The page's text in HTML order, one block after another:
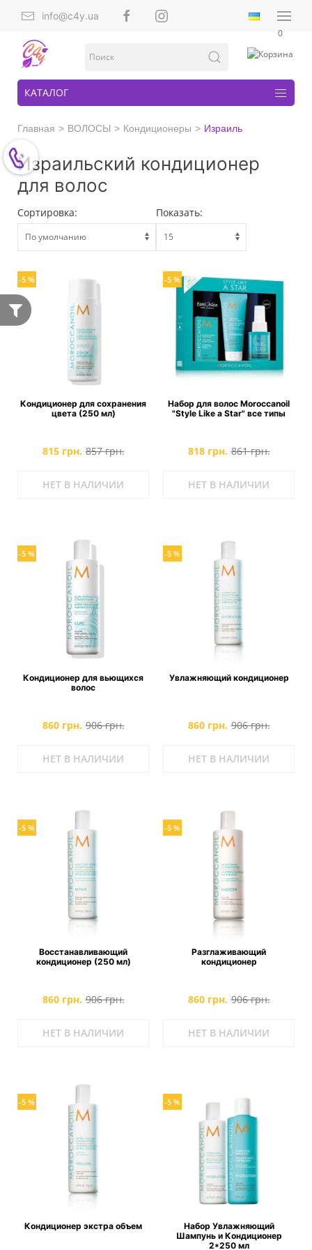
info@c4y.ua
0
КАТАЛОГ
Главная ВОЛОСЫ Кондиционеры Израиль
Израильский кондиционер
для волос
Сортировка: Показать:
-5 %
Кондиционер для сохранения
цвета (250 мл)
815 грн. 857 грн.
НЕТ В НАЛИЧИИ
-5 %
Набор для волос Moroccanoil
"Style Like a Star" все типы
818 грн. 861 грн.
НЕТ В НАЛИЧИИ
-5 %
Кондиционер для вьющихся
волос
860 грн. 906 грн.
НЕТ В НАЛИЧИИ
-5 %
Увлажняющий кондиционер
860 грн. 906 грн.
НЕТ В НАЛИЧИИ
-5 %
Восстанавливающий
кондиционер (250 мл)
860 грн. 906 грн.
НЕТ В НАЛИЧИИ
-5 %
Разглаживающий
кондиционер
860 грн. 906 грн.
НЕТ В НАЛИЧИИ
-5 %
Кондиционер экстра объем
-5 %
Набор Увлажняющий
Шампунь и Кондиционер
2*250 мл